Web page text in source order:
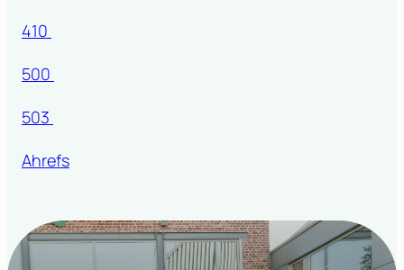
410
500
503
Ahrefs